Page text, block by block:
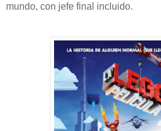
mundo, con jefe final incluido.